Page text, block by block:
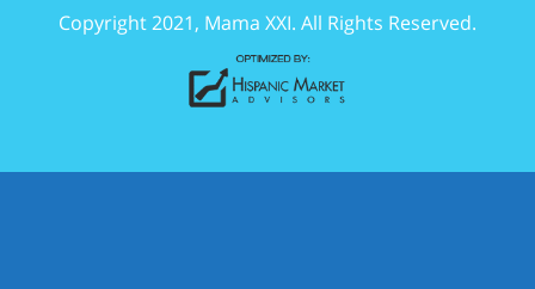
Copyright 2021, Mama XXI. All Rights Reserved.